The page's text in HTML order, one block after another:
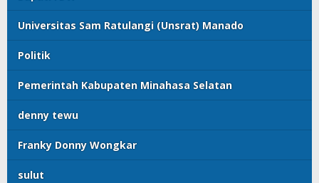
Universitas Sam Ratulangi (Unsrat) Manado
Politik
Pemerintah Kabupaten Minahasa Selatan
denny tewu
Franky Donny Wongkar
sulut